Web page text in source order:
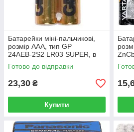
Батарейки міні-пальчикові,
розмір ААА, тип GP
24АЕВ-2S2 LR03 SUPER, в
спайці
Готово до відправки
23,30 ₴
Купити